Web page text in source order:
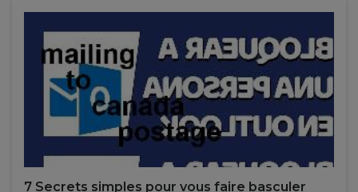
7 Secrets simples pour vous faire basculer